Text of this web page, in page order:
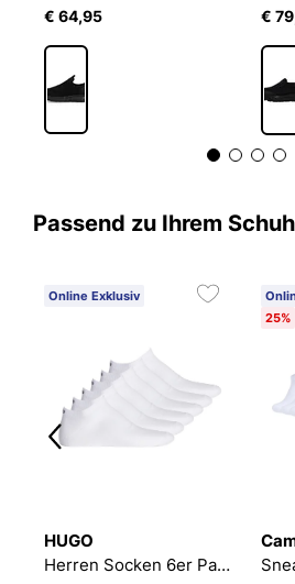
€ 64,95 €
Passend zu Ihrem Schuh
Online Exklusiv
HUGO
Herren Socken 6er Pack 6P AS UNI CC 10260253 01
25%